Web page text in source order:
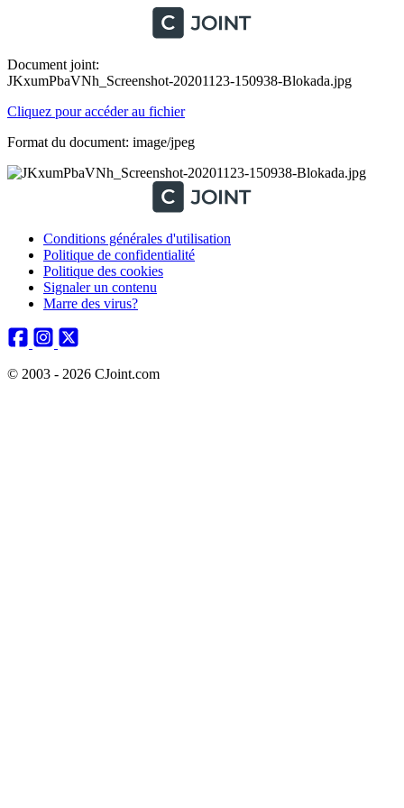
Document joint:
JKxumPbaVNh_Screenshot-20201123-150938-Blokada.jpg
Cliquez pour accéder au fichier
Format du document: image/jpeg
Conditions générales d'utilisation
Politique de confidentialité
Politique des cookies
Signaler un contenu
Marre des virus?
© 2003 - 2026 CJoint.com